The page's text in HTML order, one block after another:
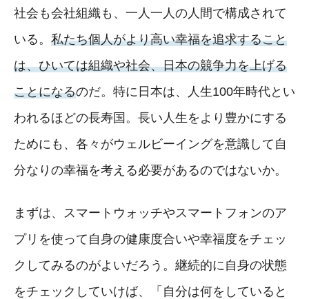
社会も会社組織も、一人一人の人間で構成されて
いる。 私たち個人がより高い幸福を追求すること
は、ひいては組織や社会、日本の競争力を上げる
ことになるのだ。特に日本は、人生100年時代とい
われるほどの長寿国。長い人生をより豊かにする
ためにも、各々がウェルビーイングを意識して自
分なりの幸福を考える必要があるのではないか。
まずは、スマートウォッチやスマートフォンのア
プリを使って自身の健康度合いや幸福度をチェッ
クしてみるのがよいだろう。継続的に自身の状態
をチェックしていけば、「自分は何をしていると